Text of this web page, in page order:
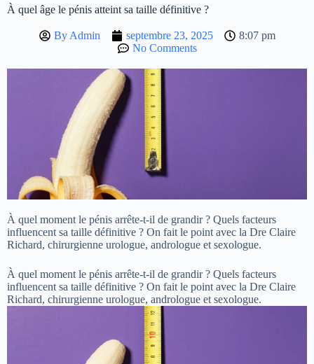
À quel âge le pénis atteint sa taille définitive ?
ByAdmin septembre 23, 2025
8:07 pm
No Comments
À quel moment le pénis arrête-t-il de grandir ? Quels facteurs
influencent sa taille définitive ? On fait le point avec la Dre Claire
Richard, chirurgienne urologue, andrologue et sexologue.
À quel moment le pénis arrête-t-il de grandir ? Quels facteurs
influencent sa taille définitive ? On fait le point avec la Dre Claire
Richard, chirurgienne urologue, andrologue et sexologue.